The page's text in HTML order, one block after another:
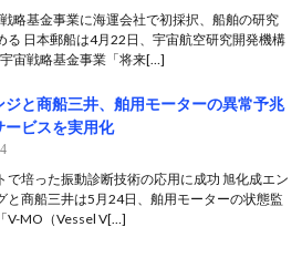
略基金事業に海運会社で初採択、船舶の研究
る 日本郵船は4月22日、宇宙航空研究開発機構
宇宙戦略基金事業「将来[…]
ジと商船三井、舶用モーターの異常予兆
ービスを実用化
で培った振動診断技術の応用に成功 旭化成エン
と商船三井は5月24日、舶用モーターの状態監
V-MO（Vessel V[…]